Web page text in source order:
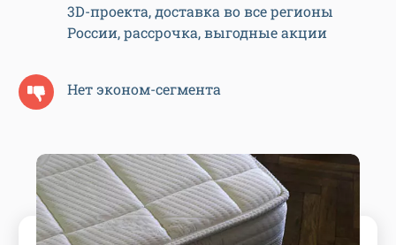
3D-проекта, доставка во все регионы
России, рассрочка, выгодные акции
Нет эконом-сегмента